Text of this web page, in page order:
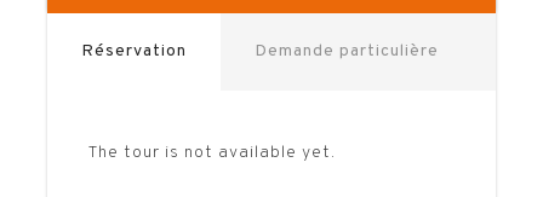
Réservation Demande particulière
The tour is not available yet.